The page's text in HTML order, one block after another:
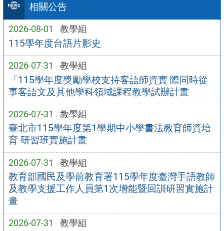
相關公告
2026-08-01 教學組
115學年度台語片影史
2026-07-31 教學組
「115學年度獎勵學校支持客語師資實 際同時從
事客語文及其他學科領域課程教學試辦計畫
2026-07-31 教學組
臺北市115學年度第1學期中小學書法教育師資培
育 研習班實施計畫
2026-07-31 教學組
教育部國民及學前教育署115學年度臺灣手語教師
及教學支援工作人員第1次增能暨回訓研習實施計
畫
2026-07-31 教學組